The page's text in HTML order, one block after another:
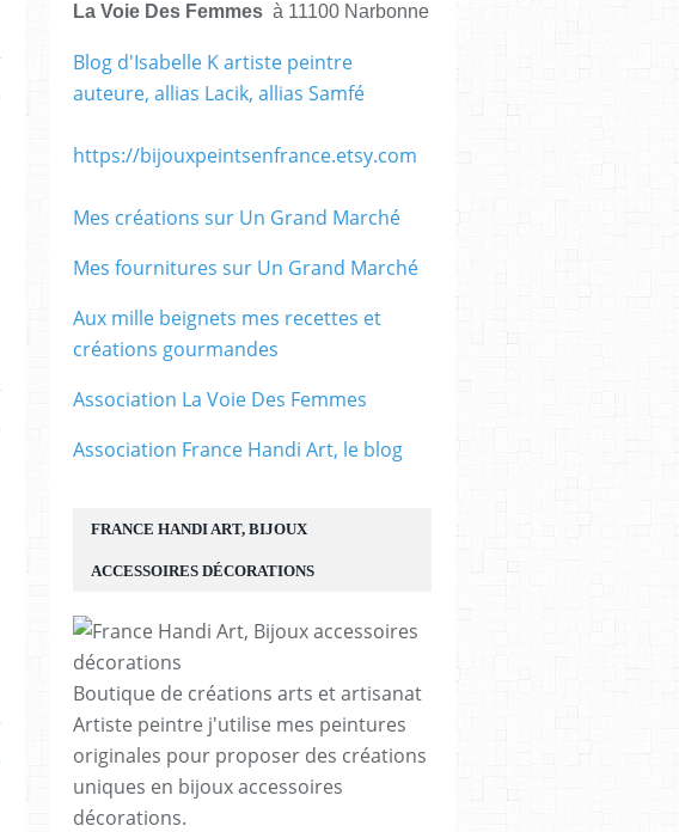
FRANCE HANDI ART, BIJOUX
ACCESSOIRES DÉCORATIONS
Boutique de créations arts et artisanat
Artiste peintre j'utilise mes peintures
originales pour proposer des créations
uniques en bijoux accessoires
décorations.
La Voie Des Femmes à 11100 Narbonne
Blog d'Isabelle K artiste peintre
auteure, allias Lacik, allias Samfé
https://bijouxpeintsenfrance.etsy.com
Mes créations sur Un Grand Marché
Mes fournitures sur Un Grand Marché
Aux mille beignets mes recettes et
créations gourmandes
Association La Voie Des Femmes
Association France Handi Art, le blog